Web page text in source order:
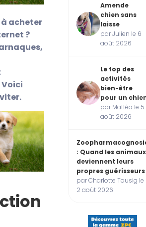
à acheter
?
Amende
chien sans
laisse
par Julien le 6
août 2026
Le top des
activités
bien-être
pour un
par Mattéo le 5
août 2026
: Quand les animaux
deviennent leurs
propres guérisseurs
par Charlotte Tausig le
2 août 2026